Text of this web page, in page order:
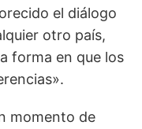
el diálogo
otro país,
forma en que los
momento de